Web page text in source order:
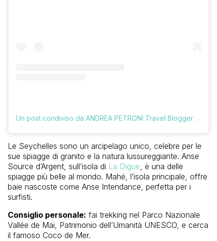
Un post condiviso da ANDREA PETRONI Travel Blogger (@vologratis)
Le Seychelles sono un arcipelago unico, celebre per le
sue spiagge di granito e la natura lussureggiante. Anse
Source d’Argent, sull’isola di La Digue, è una delle
spiagge più belle al mondo. Mahé, l’isola principale, offre
baie nascoste come Anse Intendance, perfetta per i
surfisti.
Consiglio personale: fai trekking nel Parco Nazionale
Vallée de Mai, Patrimonio dell’Umanità UNESCO, e cerca
il famoso Coco de Mer.